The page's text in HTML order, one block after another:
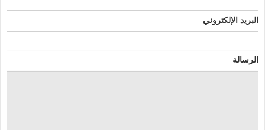
البريد الإلكتروني
الرسالة